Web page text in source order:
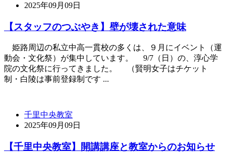
2025年09月09日
【スタッフのつぶやき】壁が壊された意味
姫路周辺の私立中高一貫校の多くは、９月にイベント（運
動会・文化祭）が集中しています。 9/7（日）の、淳心学
院の文化祭に行ってきました。 （賢明女子はチケット
制・白陵は事前登録制です ...
千里中央教室
2025年09月09日
【千里中央教室】開講講座と教室からのお知らせ